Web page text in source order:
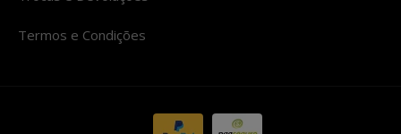
Termos e Condições